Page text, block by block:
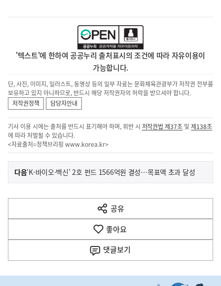
'텍스트'에 한하여 공공누리 출처표시의 조건에 따라 자유이용이
가능합니다.
단, 사진, 이미지, 일러스트, 동영상 등의 일부 자료는 문화체육관광부가 저작권 전부를
보유하고 있지 아니하므로, 반드시 해당 저작권자의 허락을 받으셔야 합니다.
저작권정책
담당자안내
기사 이용 시에는 출처를 반드시 표기해야 하며, 위반 시 저작권법 제37조 및제138조
에 따라 처벌될 수 있습니다.
<자료출처=정책브리핑 www.korea.kr>
이
전
다
음
다음기
사
‘K-바이오·백신’ 2호 펀드 1566억원 결성…목표액 초과 달성
공유
열
기
좋아요
댓글보기